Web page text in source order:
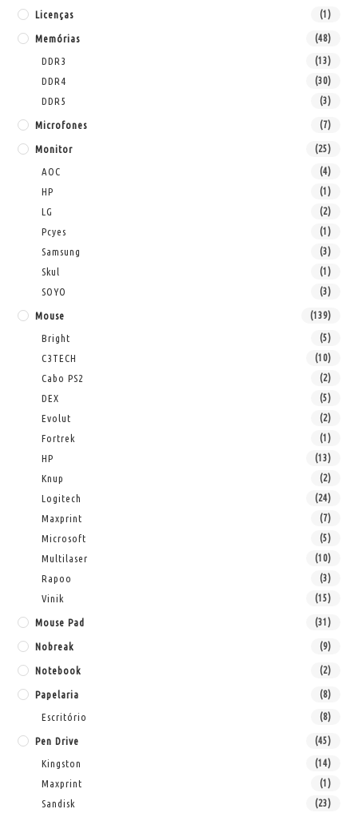
Licenças (1)
Memórias (48)
DDR3 (13)
DDR4 (30)
DDR5 (3)
Microfones (7)
Monitor (25)
AOC (4)
HP (1)
LG (2)
Pcyes (1)
Samsung (3)
Skul (1)
SOYO (3)
Mouse (139)
Bright (5)
C3TECH (10)
Cabo PS2 (2)
DEX (5)
Evolut (2)
Fortrek (1)
HP (13)
Knup (2)
Logitech (24)
Maxprint (7)
Microsoft (5)
Multilaser (10)
Rapoo (3)
Vinik (15)
Mouse Pad (31)
Nobreak (9)
Notebook (2)
Papelaria (8)
Escritório (8)
Pen Drive (45)
Kingston (14)
Maxprint (1)
Sandisk (23)